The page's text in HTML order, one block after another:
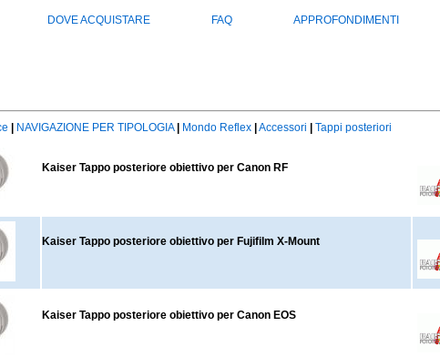
DOVE ACQUISTARE FAQ APPROFONDIMENTI
NAVIGAZIONE PER TIPOLOGIA Mondo Reflex Accessori Tappi posteriori
Kaiser Tappo posteriore obiettivo per Canon RF
Kaiser Tappo posteriore obiettivo per Fujifilm X-Mount
Kaiser Tappo posteriore obiettivo per Canon EOS